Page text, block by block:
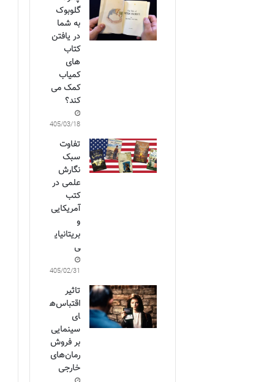
گلوبوک
به شما
در یافتن
کتاب
های
کمیاب
کمک می
کند؟
1405/03/18
تفاوت
سبک
نگارش
علمی در
کتب
آمریکایی
و
بریتانیای
ی
1405/02/31
تاثیر
اقتباس‌ه
ای
سینمایی
بر فروش
رمان‌های
خارجی